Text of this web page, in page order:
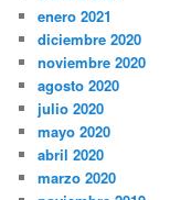
enero 2021
diciembre 2020
noviembre 2020
agosto 2020
julio 2020
mayo 2020
abril 2020
marzo 2020